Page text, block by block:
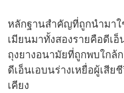
หลักฐานสำคัญที่ถูกนำมาใ
เมียนมาทั้งสองรายคือดีเ
ถุงยางอนามัยที่ถูกพบใกล้
ดีเอ็นเอบนร่างเหยื่อผู้เสี
เคียง